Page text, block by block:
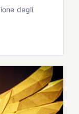
degli